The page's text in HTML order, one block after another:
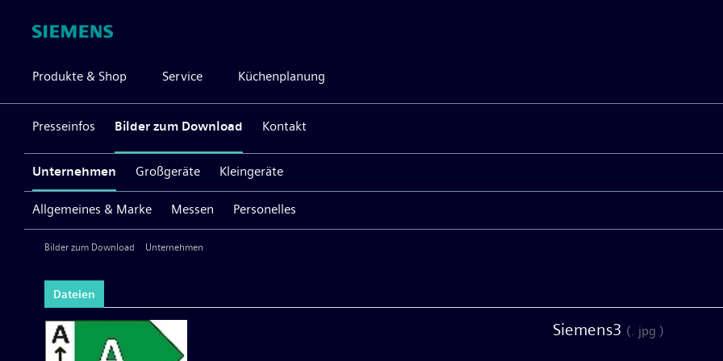
Produkte & Shop Service Küchenplanung
Presseinfos Bilder zum Download
Unternehmen
Allgemeines & Marke Messen Personelles
Großgeräte Kleingeräte
Kontakt
Bilder zum Download Unternehmen
Dateien
Siemens3 (. jpg )